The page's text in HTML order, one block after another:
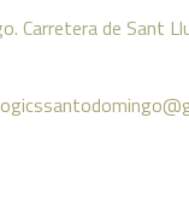
Carretera de Sant